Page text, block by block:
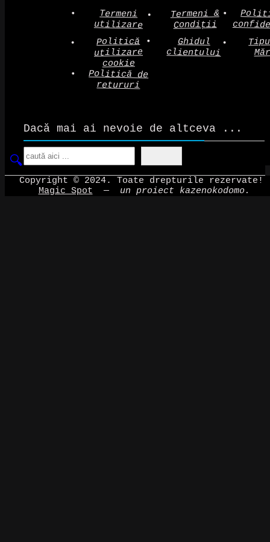
Termeni
utilizare
Termeni &
Condiții
Politică
utilizare
cookie
Ghidul
clientului
Politică de
retururi
Dacă mai ai nevoie de altceva ...
Copyright © 2024. Toate drepturile rezervate!
Magic Spot — un proiect kazenokodomo.